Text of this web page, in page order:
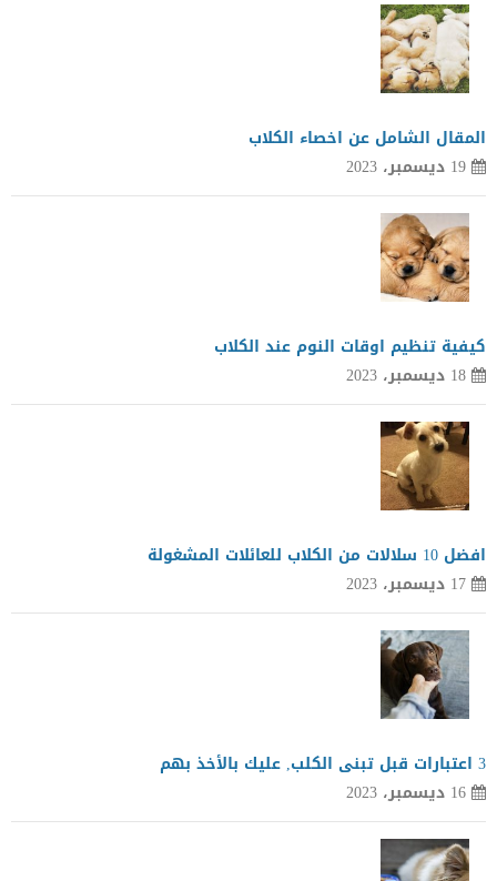
المقال الشامل عن اخصاء الكلاب
19 ديسمبر، 2023
كيفية تنظيم اوقات النوم عند الكلاب
18 ديسمبر، 2023
افضل 10 سلالات من الكلاب للعائلات المشغولة
17 ديسمبر، 2023
3 اعتبارات قبل تبنى الكلب, عليك بالأخذ بهم
16 ديسمبر، 2023